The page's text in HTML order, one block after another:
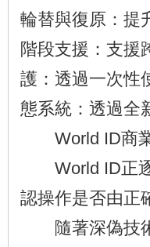
輪替與復原：提
階段支援：支援
護：透過一次性
態系統：透過全
World ID商業
World ID正逐
認操作是否由正
隨著深偽技術